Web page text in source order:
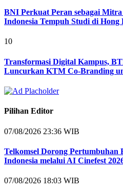
BNI Perkuat Peran sebagai Mitra
Indonesia Tempuh Studi di Hong
10
Transformasi Digital Kampus,
Luncurkan KTM Co-Branding
Pilihan Editor
07/08/2026 23:36 WIB
Telkomsel Dorong Pertumbuhan
Indonesia melalui AI Cinefest
07/08/2026 18:03 WIB